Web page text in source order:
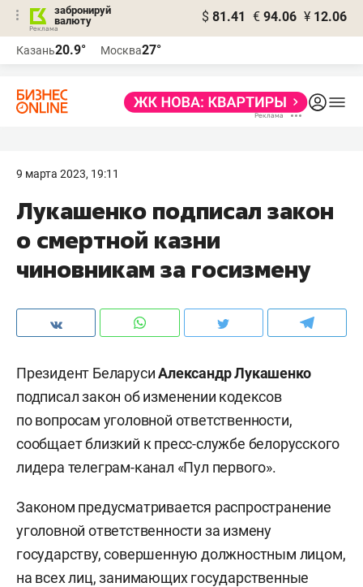
забронируй
валюту
$ 81.41 € 94.06 ¥ 12.06
Казань20.9° Москва27°
9 марта 2023, 19:11
Лукашенко подписал закон
о смертной казни
чиновникам за госизмену
Президент БеларусиАлександр Лукашенко
подписал закон об изменении кодексов
по вопросам уголовной ответственности,
сообщает близкий к пресс-службе белорусского
лидера телеграм-канал «Пул первого».
Законом предусматривается распространение
уголовной ответственности за измену
государству, совершенную должностным лицом,
на всех лиц, занимающих государственные